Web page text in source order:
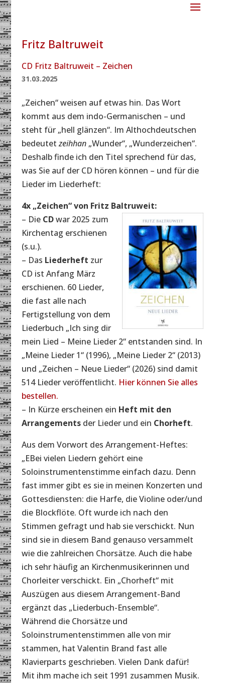
Fritz Baltruweit
CD Fritz Baltruweit – Zeichen
31.03.2025
„Zeichen“ weisen auf etwas hin. Das Wort
kommt aus dem indo-Germanischen – und
steht für „hell glänzen“. Im Althochdeutschen
bedeutetzeihhan„Wunder“, „Wunderzeichen“.
Deshalb finde ich den Titel sprechend für das,
was Sie auf der CD hören können – und für die
Lieder im Liederheft:
4x „Zeichen“ von Fritz Baltruweit:
– Die CDwar 2025 zum
Kirchentag erschienen
(s.u.).
– Das Liederheft zur
CD ist Anfang März
erschienen. 60 Lieder,
die fast alle nach
Fertigstellung von dem
Liederbuch „Ich sing dir
mein Lied – Meine Lieder 2“ entstanden sind. In
„Meine Lieder 1“ (1996), „Meine Lieder 2“ (2013)
und „Zeichen – Neue Lieder“ (2026) sind damit
514 Lieder veröffentlicht. Hier können Sie alles
bestellen.
– In Kürze erscheinen ein Heft mit den
Arrangementsder Lieder und ein Chorheft.
Aus dem Vorwort des Arrangement-Heftes:
„EBei vielen Liedern gehört eine
Soloinstrumentenstimme einfach dazu. Denn
fast immer gibt es sie in meinen Konzerten und
Gottesdiensten: die Harfe, die Violine oder/und
die Blockflöte. Oft wurde ich nach den
Stimmen gefragt und hab sie verschickt. Nun
sind sie in diesem Band genauso versammelt
wie die zahlreichen Chorsätze. Auch die habe
ich sehr häufig an Kirchenmusikerinnen und
Chorleiter verschickt. Ein „Chorheft“ mit
Auszügen aus diesem Arrangement-Band
ergänzt das „Liederbuch-Ensemble“.
Während die Chorsätze und
Soloinstrumentenstimmen alle von mir
stammen, hat Valentin Brand fast alle
Klavierparts geschrieben. Vielen Dank dafür!
Mit ihm mache ich seit 1991 zusammen Musik.